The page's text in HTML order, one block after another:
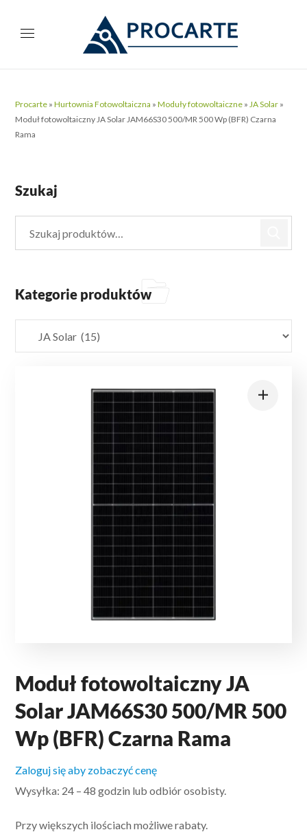
Procarte »Hurtownia Fotowoltaiczna »Moduły fotowoltaiczne »JA Solar »
Moduł fotowoltaiczny JA Solar JAM66S30 500/MR 500 Wp (BFR) Czarna
Rama
Moduł fotowoltaiczny JA
Solar JAM66S30 500/MR 500
Wp (BFR) Czarna Rama
Zaloguj się aby zobaczyć cenę
Wysyłka: 24 – 48 godzin lub odbiór osobisty.
Przy większych ilościach możliwe rabaty.
Szukaj
Kategorie produktów